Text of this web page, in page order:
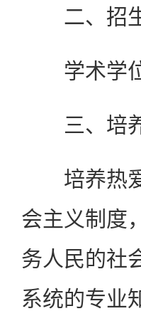
二、招生
学术学位
三、培
培养热爱
会主义制度
务人民的社
系统的专业